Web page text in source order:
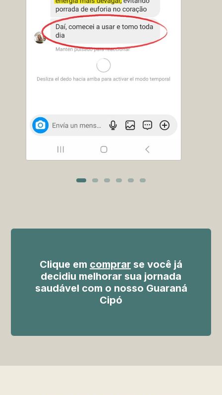
Clique em comprar se você já
decidiu melhorar sua jornada
saudável com o nosso Guaraná
Cipó